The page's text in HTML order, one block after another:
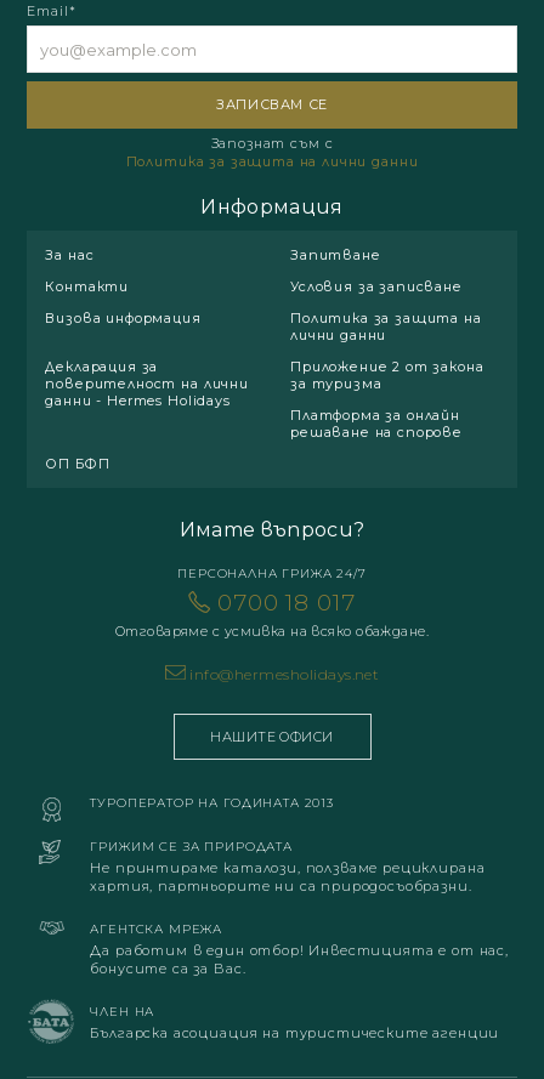
Email*
Запознат съм с
Политика за защита на лични данни
Информация
За нас
Запитване
Контакти
Условия за записване
Визова информация
Политика за защита на
лични данни
Декларация за
поверителност на лични
данни - Hermes Holidays
Приложение 2 от закона
за туризма
Платформа за онлайн
решаване на спорове
ОП БФП
Имате въпроси?
ПЕРСОНАЛНА ГРИЖА 24/7
0700 18 017
Отговаряме с усмивка на всяко обаждане.
info@hermesholidays.net
НАШИТЕ ОФИСИ
ТУРОПЕРАТОР НА ГОДИНАТА 2013
ГРИЖИМ СЕ ЗА ПРИРОДАТА
Не принтираме каталози, ползваме рециклирана
хартия, партньорите ни са природосъобразни.
АГЕНТСКА МРЕЖА
Да работим в един отбор! Инвестицията е от нас,
бонусите са за Вас.
ЧЛЕН НА
Българска асоциация на туристическите агенции